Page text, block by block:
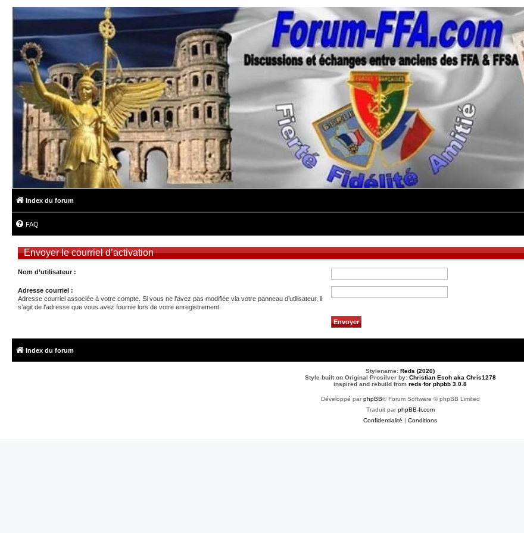
Index du forum
FAQ
Envoyer le courriel d’activation
Nom d’utilisateur :
Adresse courriel :
Adresse courriel associée à votre compte. Si vous ne l’avez pas modifiée via votre panneau d’utilisateur, il
s’agit de l’adresse que vous avez fournie lors de votre enregistrement.
Index du forum
Stylename: Reds (2020)
Style built on Original Prosilver by: Christian Esch aka Chris1278
inspired and rebuild from reds for phpbb 3.0.8
Développé parphpBB® Forum Software © phpBB Limited
Traduit parphpBB-fr.com
Confidentialité | Conditions